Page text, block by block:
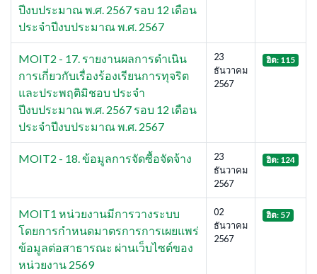
ปีงบประมาณ พ.ศ. 2567 รอบ 12 เดือน
ประจำปีงบประมาณ พ.ศ. 2567
MOIT2 - 17. รายงานผลการดำเนิน
การเกี่ยวกับเรื่องร้องเรียนการทุจริต
และประพฤติมิชอบ ประจำ
ปีงบประมาณ พ.ศ. 2567 รอบ 12 เดือน
ประจำปีงบประมาณ พ.ศ. 2567
23
ธันวาคม
2567
ฮิต: 115
MOIT2 - 18. ข้อมูลการจัดซื้อจัดจ้าง
23
ธันวาคม
2567
ฮิต: 124
MOIT1 หน่วยงานมีการวางระบบ
โดยการกำหนดมาตรการการเผยแพร่
ข้อมูลต่อสาธารณะ ผ่านเว็บไซต์ของ
หน่วยงาน 2569
02
ธันวาคม
2567
ฮิต: 57